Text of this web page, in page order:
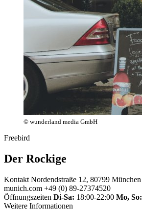
© wunderland media GmbH
Freebird
Der Rockige
Kontakt Nordendstraße 12, 80799 München
munich.com +49 (0) 89-27374520
Öffnungszeiten Di-Sa: 18:00-22:00 Mo, So:
Weitere Informationen